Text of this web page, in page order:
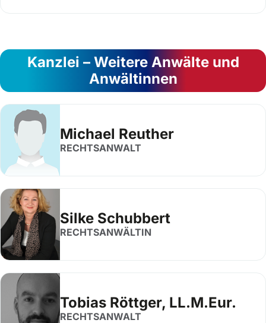
Kanzlei – Weitere Anwälte und
Anwältinnen
Michael Reuther
RECHTSANWALT
Silke Schubbert
RECHTSANWÄLTIN
Tobias Röttger, LL.M.Eur.
RECHTSANWALT